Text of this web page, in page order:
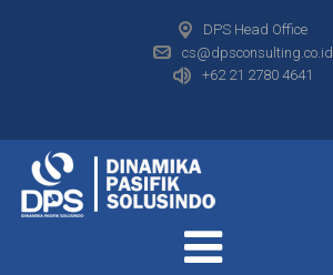
DPS Head Office
cs@dpsconsulting.co.id
+62 21 2780 4641